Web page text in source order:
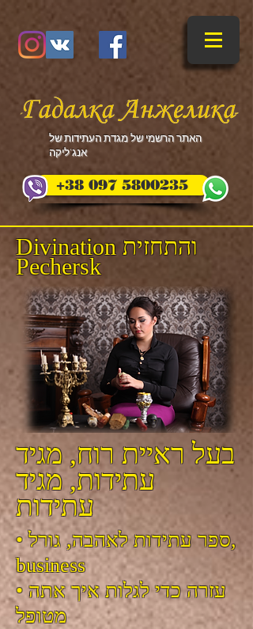
+38 097 5800235
​האתר הרשמי של מגדת העתידות של
אנג'ליקה
Divination והתחזית
Pechersk
בעל ראיית רוח, מגיד
עתידות, מגיד
עתידות
• ספר עתידות לאהבה, גורל,
business
• עזרה כדי לגלות איך אתה
מטופל